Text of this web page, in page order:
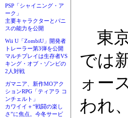
PSP「シャイニング・ア
ーク」
主要キャラクターとパニ
スの能力を公開
Wii U「ZombiU」開発者
トレーラー第3弾を公開
マルチプレイは生存者VS
キング・オブ・ゾンビの
2人対戦
ガマニア、新作MOアク
ションRPG「ティアラ コ
ンチェルト」
カワイイ＋“戦闘の楽し
さ”に焦点。今冬サービ
東
では
ォー
われ